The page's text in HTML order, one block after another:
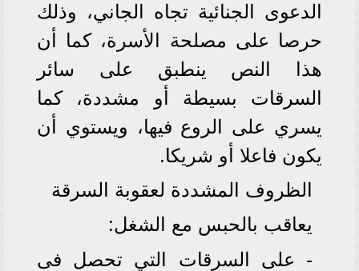
الدعوى الجنائية تجاه الجاني، وذلك
حرصا على مصلحة الأسرة، كما أن
هذا النص ينطبق على سائر
السرقات بسيطة أو مشددة، كما
يسري على الروع فيها، ويستوي أن
يكون فاعلا أو شريكا.
الظروف المشددة لعقوبة السرقة
يعاقب بالحبس مع الشغل:
- على السرقات التي تحصل فى